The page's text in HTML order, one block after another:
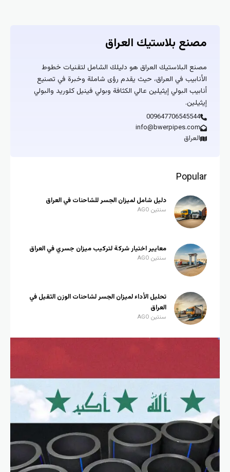
مصنع بلاستيك العراق
مصنع البلاستيك العراق هو دليلك الشامل لتقنيات خطوط
الأنابيب في العراق، حيث يقدم رؤى شاملة وخبرة في تصنيع
أنابيب البولي إيثيلين عالي الكثافة وبولي فينيل كلوريد والبولي
إيثيلين.
009647706545544
info@bwerpipes.com
العراق
Popular
دليل شامل لميزان الجسر للشاحنات في العراق
سنتين AGO
معايير اختيار شركة لتركيب ميزان جسري في العراق
سنتين AGO
تحليل الأداء لميزان الجسر لشاحنات الوزن الثقيل في
العراق
سنتين AGO